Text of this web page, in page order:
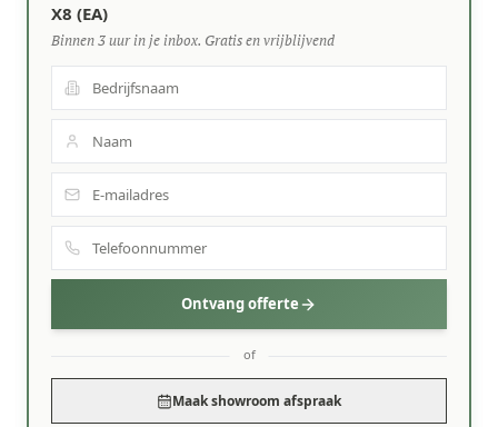
X8 (EA)
Binnen 3 uur in je inbox. Gratis en vrijblijvend
Ontvang offerte
of
Maak showroom afspraak